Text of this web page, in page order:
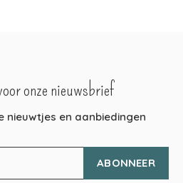
onze nieuwsbrief
nieuwtjes en aanbiedingen
ABONNEER